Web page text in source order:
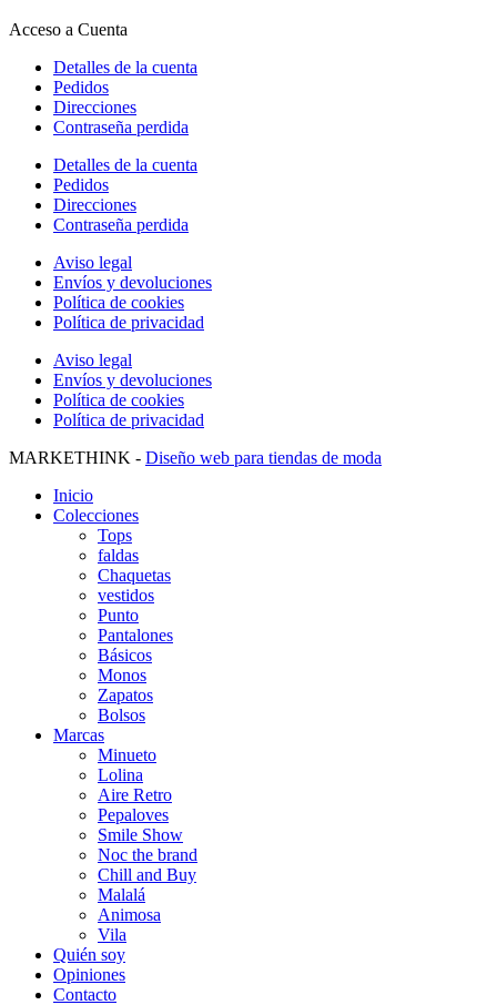
Acceso a Cuenta
Detalles de la cuenta
Pedidos
Direcciones
Contraseña perdida
Detalles de la cuenta
Pedidos
Direcciones
Contraseña perdida
Aviso legal
Envíos y devoluciones
Política de cookies
Política de privacidad
Aviso legal
Envíos y devoluciones
Política de cookies
Política de privacidad
MARKETHINK - Diseño web para tiendas de moda
Inicio
Colecciones
Tops
faldas
Chaquetas
vestidos
Punto
Pantalones
Básicos
Monos
Zapatos
Bolsos
Marcas
Minueto
Lolina
Aire Retro
Pepaloves
Smile Show
Noc the brand
Chill and Buy
Malalá
Animosa
Vila
Quién soy
Opiniones
Contacto